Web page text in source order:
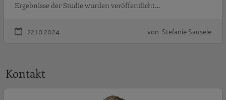
Ergebnisse der Studie wurden veröffentlicht…
22.10.2024 von Stefanie Sausele
Kontakt